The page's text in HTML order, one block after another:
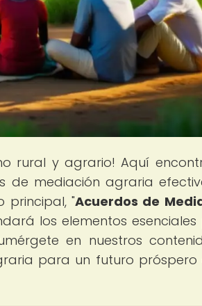
rural y agrario! Aquí
de mediación agraria
principal, "Acuerdos de
los elementos
en nuestros
para un futuro próspero